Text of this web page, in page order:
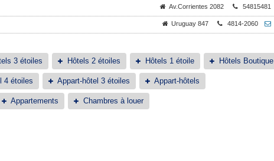
Av.Corrientes 2082 54815481
Uruguay 847 4814-2060
3 étoiles Hôtels 2 étoiles Hôtels 1 étoile Hôtels Boutique
4 étoiles Appart-hôtel 3 étoiles Appart-hôtels
Appartements Chambres à louer